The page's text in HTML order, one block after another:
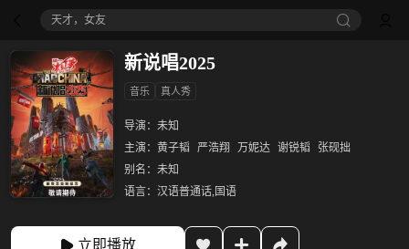
天才，女友
新说唱2025
音乐 真人秀
导演： 未知
主演： 黄子韬 严浩翔 万妮达 谢锐韬
张砚拙
别名： 未知
语言： 汉语普通话,国语
立即播放